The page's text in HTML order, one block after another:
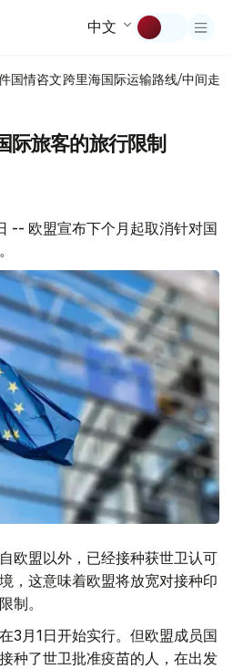
中文
国情咨文跨里海国际运输路线/中间走廊
际旅客的旅行限制
-- 欧盟宣布下个月起取消针对国
欧盟以外，已经接种获世卫认可
，这意味着欧盟将放宽对接种印
制。
3月1日开始实行。但欧盟成员国
种了世卫批准疫苗的人，在出发